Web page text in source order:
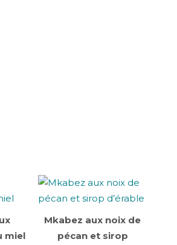
miel
Mkabez aux noix de
pécan et sirop